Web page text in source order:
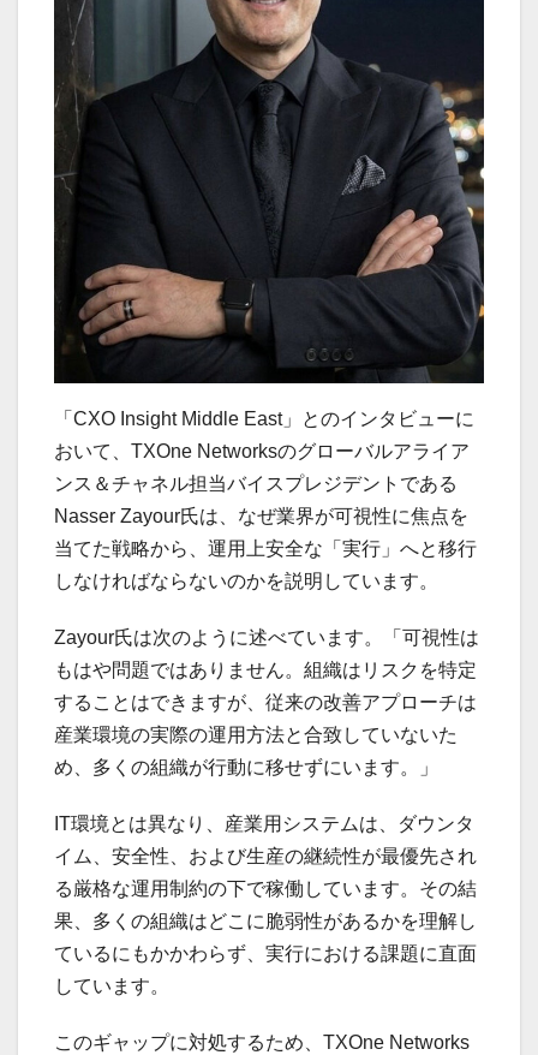
「CXO Insight Middle East」とのインタビューに
おいて、TXOne Networksのグローバルアライア
ンス＆チャネル担当バイスプレジデントである
Nasser Zayour氏は、なぜ業界が可視性に焦点を
当てた戦略から、運用上安全な「実行」へと移行
しなければならないのかを説明しています。
Zayour氏は次のように述べています。「可視性は
もはや問題ではありません。組織はリスクを特定
することはできますが、従来の改善アプローチは
産業環境の実際の運用方法と合致していないた
め、多くの組織が行動に移せずにいます。」
IT環境とは異なり、産業用システムは、ダウンタ
イム、安全性、および生産の継続性が最優先され
る厳格な運用制約の下で稼働しています。その結
果、多くの組織はどこに脆弱性があるかを理解し
ているにもかかわらず、実行における課題に直面
しています。
このギャップに対処するため、TXOne Networks